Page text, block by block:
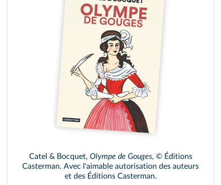
Catel & Bocquet, Olympe de Gouges, © Éditions
Casterman. Avec l'aimable autorisation des auteurs
et des Éditions Casterman.